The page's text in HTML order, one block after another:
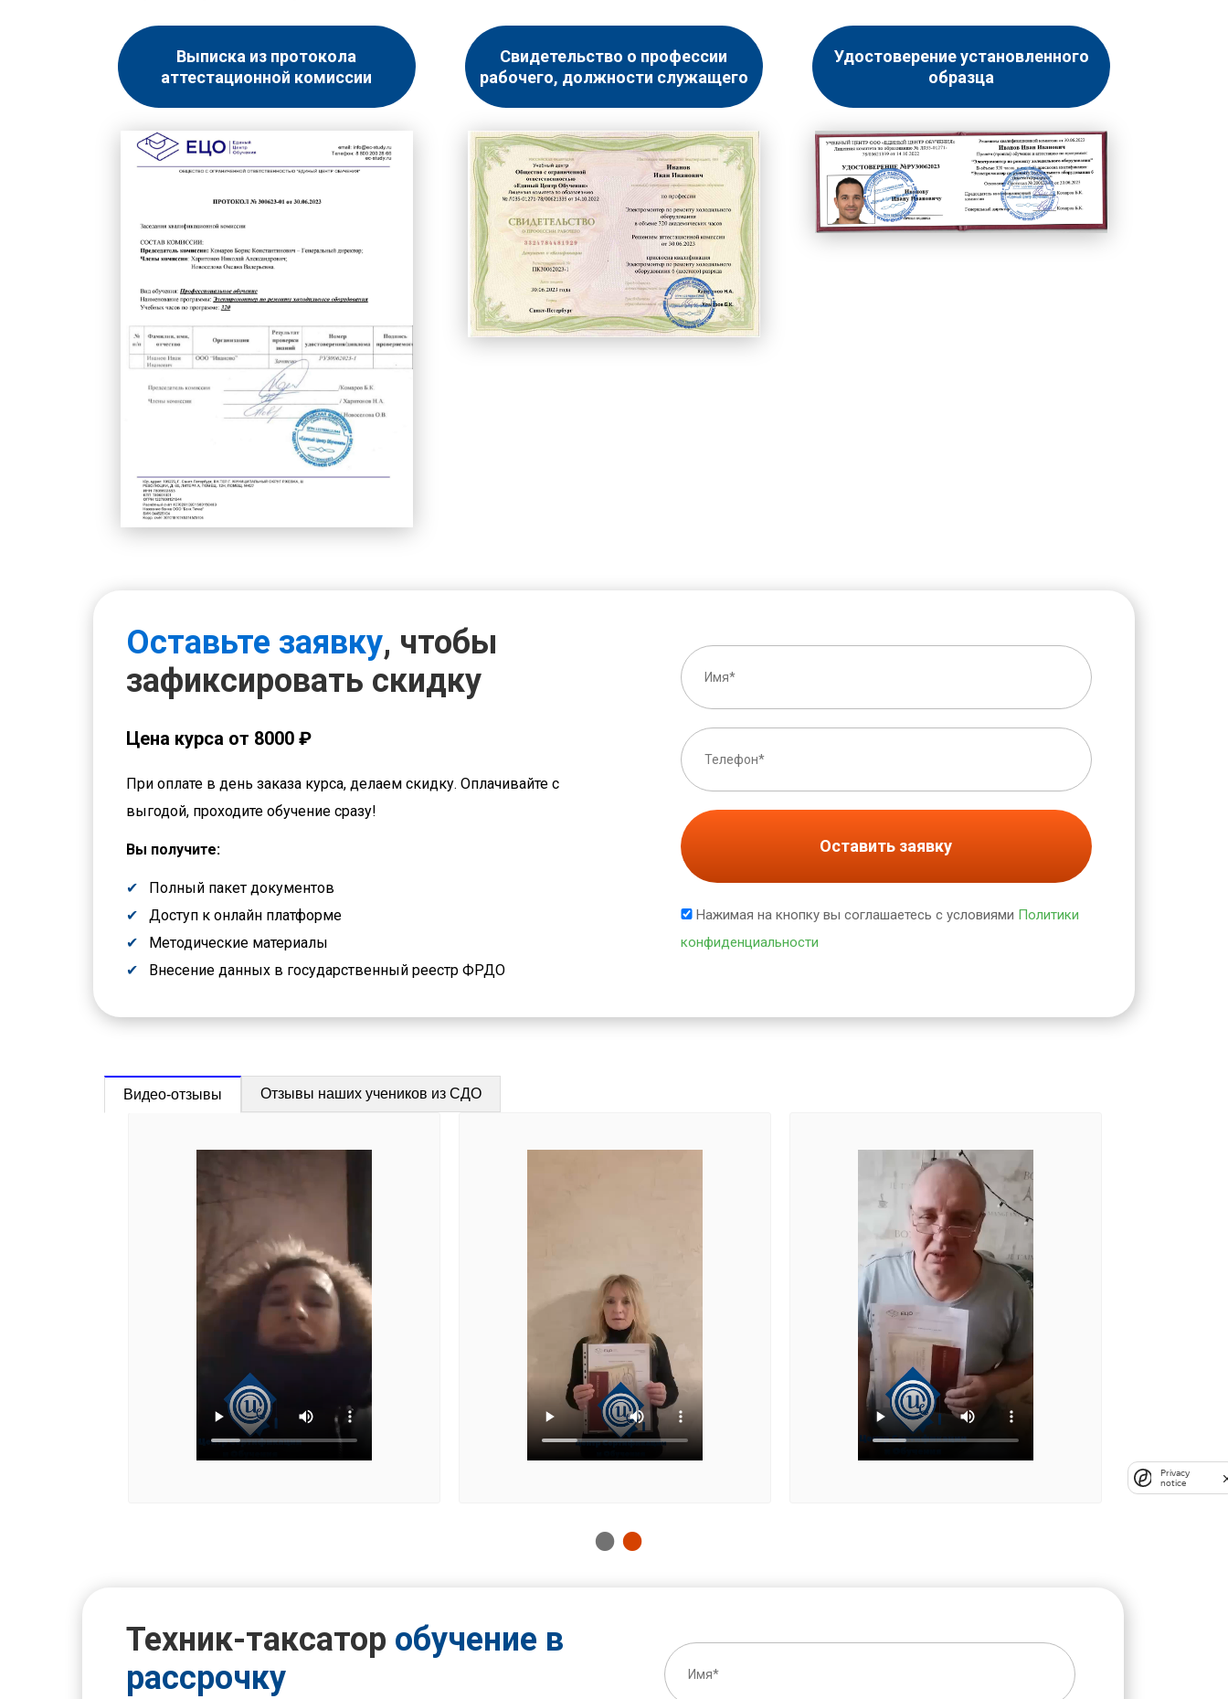
Выписка из протокола
аттестационной комиссии
Свидетельство о профессии
рабочего, должности служащего
Удостоверение установленного
образца
Оставьте заявку, чтобы
зафиксировать скидку
Цена курса от 8000 ₽
При оплате в день заказа курса, делаем скидку. Оплачивайте с
выгодой, проходите обучение сразу!
Вы получите:
Полный пакет документов
Доступ к онлайн платформе
Методические материалы
Внесение данных в государственный реестр ФРДО
Оставить заявку
Нажимая на кнопку вы соглашаетесь с условиями Политики
конфиденциальности
Видео-отзывы Отзывы наших учеников из СДО
Техник-таксатор обучение в
рассрочку
Privacy
notice